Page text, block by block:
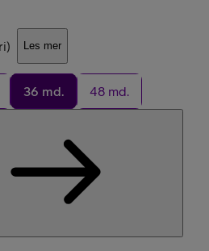
Les mer
36 md. 48 md.